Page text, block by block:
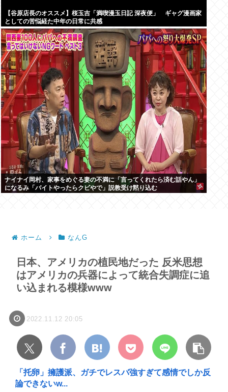
【谷原店長のオススメ】桜玉吉「満喫漫玉日記 深夜便」 ギャグ漫画家
としての苦悩経た中年の日常に共感
ナイナイ岡村、家事をめぐる妻の不満に「言ってくれたら済む話やん」
になるみ「バイトやったらクビやで」説教受け黙り込む
ホーム なんG
日本、アメリカの植民地だった 反米思想
はアメリカの兵器によって統合失調症に追
い込まれる模様www
2022.11.12 20:05
「托卵」擁護派、ガチでレスバ強すぎて感情でしか反
論できないw...